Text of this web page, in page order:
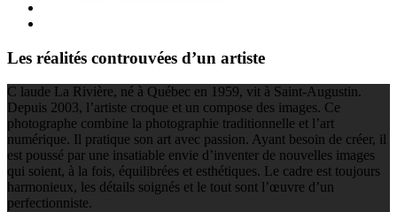
Les réalités controuvées d’un artiste
C laude La Rivière, né à Québec en 1959, vit à Saint-Augustin.
Depuis 2003, l’artiste croque et un compose des images. Ce
photographe combine la photographie traditionnelle et l’art
numérique. Il pratique son art avec passion. Ayant besoin de créer, il
est poussé par une insatiable envie d’inventer de nouvelles images
qui soient, à la fois, équilibrées et esthétiques. Le cadre est toujours
harmonieux, les détails soignés et le tout sont l’œuvre d’un
perfectionniste.